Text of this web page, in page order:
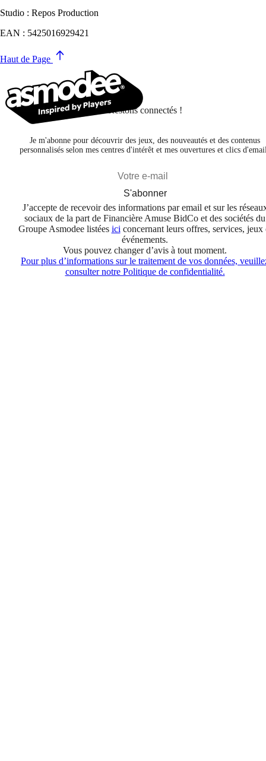
Studio : Repos Production
EAN : 5425016929421
Haut de Page
Restons connectés !
Je m'abonne pour découvrir des jeux, des nouveautés et des contenus
personnalisés selon mes centres d'intérêt et mes ouvertures et clics
S'abonner
J’accepte de recevoir des informations par email et sur les
sociaux de la part de Financière Amuse BidCo et des sociétés du
Groupe Asmodee listées ici concernant leurs offres, services, jeux
événements.
Vous pouvez changer d’avis à tout moment.
Pour plus d’informations sur le traitement de vos données,
consulter notre Politique de confidentialité.